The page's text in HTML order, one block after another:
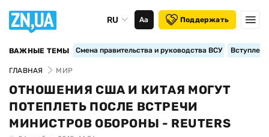
RU Аа Поддержать
ВАЖНЫЕ ТЕМЫ Смена правительства и руководства ВСУ
ГЛАВНАЯ МИР
ОТНОШЕНИЯ США И КИТАЯ МОГУТ
ПОТЕПЛЕТЬ ПОСЛЕ ВСТРЕЧИ
МИНИСТРОВ ОБОРОНЫ - REUTERS